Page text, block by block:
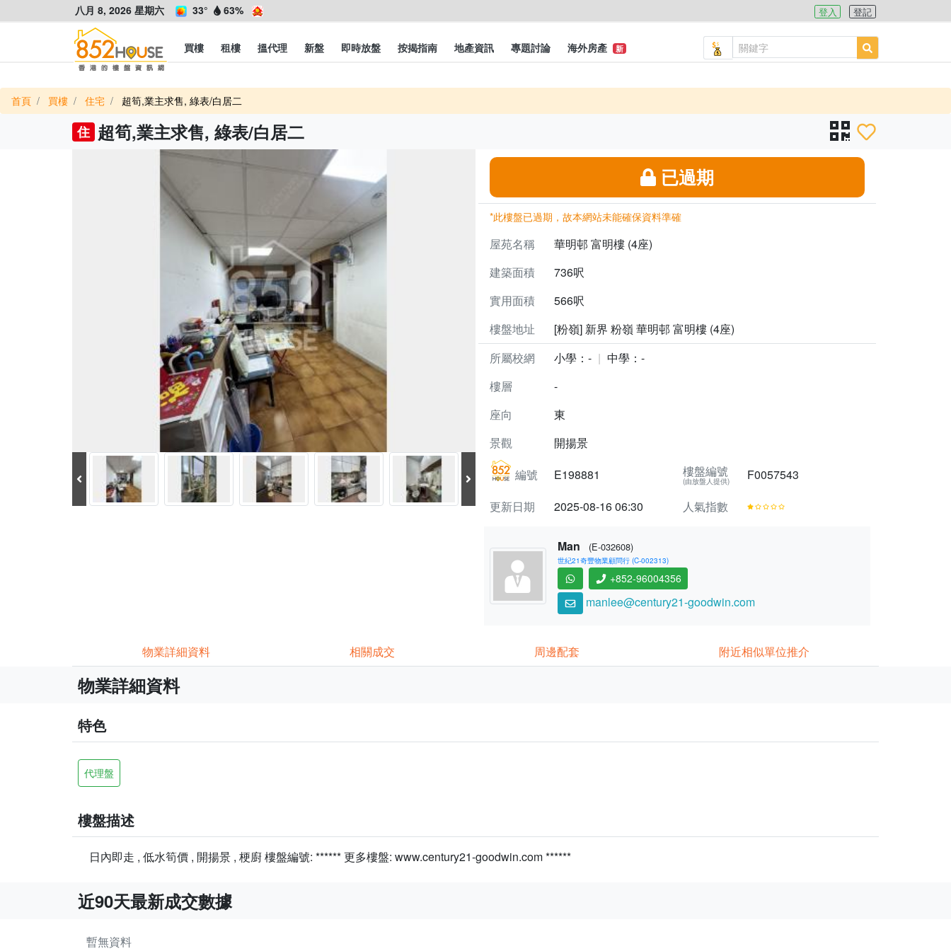
八月 8, 2026 星期六 33° 63% 登入 登記
買樓 租樓 搵代理 新盤 即時放盤 按揭指南 地產資訊 專題討論 海外房產 新
首頁 買樓 住宅 超筍,業主求售, 綠表/白居二
住 超筍,業主求售, 綠表/白居二
已過期
*此樓盤已過期，故本網站未能確保資料準確
屋苑名稱
華明邨 富明樓 (4座)
建築面積
736呎
實用面積
566呎
樓盤地址
[粉嶺] 新界 粉嶺 華明邨 富明樓 (4座)
所屬校網
小學：-
中學：-
樓層
-
座向
東
景觀
開揚景
編號
E198881 樓盤編號
(由放盤人提供)
F0057543
更新日期
2025-08-16 06:30 人氣指數
Man (E-032608)
世紀21奇豐物業顧問行 (C-002313)
+852-96004356
manlee@century21-goodwin.com
物業詳細資料 相關成交 周邊配套 附近相似單位推介
物業詳細資料
特色
代理盤
樓盤描述
日內即走 , 低水筍價 , 開揚景 , 梗廚 樓盤編號: ****** 更多樓盤: www.century21-goodwin.com ******
近90天最新成交數據
暫無資料